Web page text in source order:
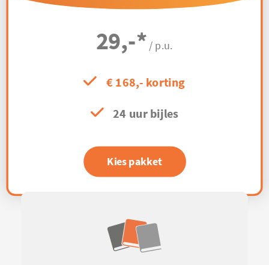
29,-* / p.u.
€ 168,- korting
24 uur bijles
Kies pakket